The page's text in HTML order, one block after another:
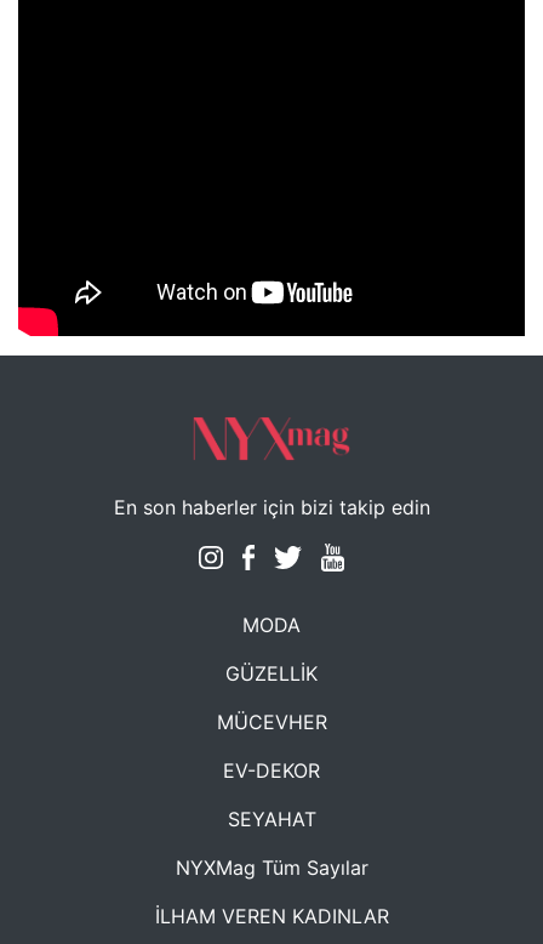
NYXmag 2. Yaş Kutlama Etkinliği
En son haberler için bizi takip edin
MODA
GÜZELLİK
MÜCEVHER
EV-DEKOR
SEYAHAT
NYXMag Tüm Sayılar
İLHAM VEREN KADINLAR